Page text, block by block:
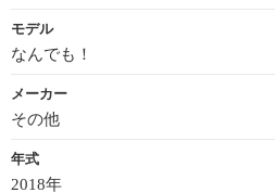
モデル
なんでも！
メーカー
その他
年式
2018年